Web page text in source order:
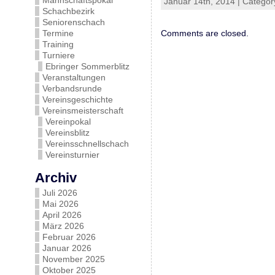
Schachbezirk
Seniorenschach
Termine
Training
Turniere
Ebringer Sommerblitz
Veranstaltungen
Verbandsrunde
Vereinsgeschichte
Vereinsmeisterschaft
Vereinpokal
Vereinsblitz
Vereinsschnellschach
Vereinsturnier
Archiv
Juli 2026
Mai 2026
April 2026
März 2026
Februar 2026
Januar 2026
November 2025
Oktober 2025
Comments are closed.